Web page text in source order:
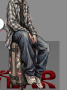
訂製資格>